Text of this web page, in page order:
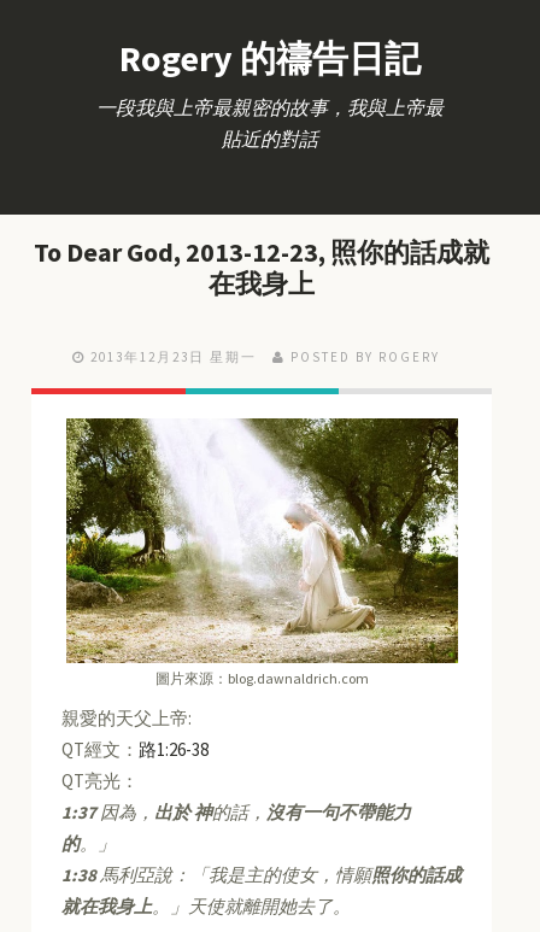
Rogery 的禱告日記
一段我與上帝最親密的故事，我與上帝最
貼近的對話
To Dear God, 2013-12-23, 照你的話成就
在我身上
2013年12月23日 星期一 POSTED BY ROGERY
圖片來源：blog.dawnaldrich.com
親愛的天父上帝:
QT經文： 路1:26-38
QT亮光：
1:37因為， 出於 神的話， 沒有一句不帶能力
的。」
1:38馬利亞說：「我是主的使女，情願照你的話成
就在我身上。」天使就離開她去了。